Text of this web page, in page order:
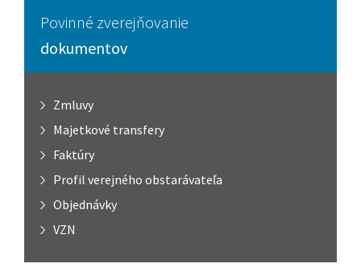
Povinné zverejňovanie
dokumentov
Zmluvy
Majetkové transfery
Faktúry
Profil verejného obstarávateľa
Objednávky
VZN